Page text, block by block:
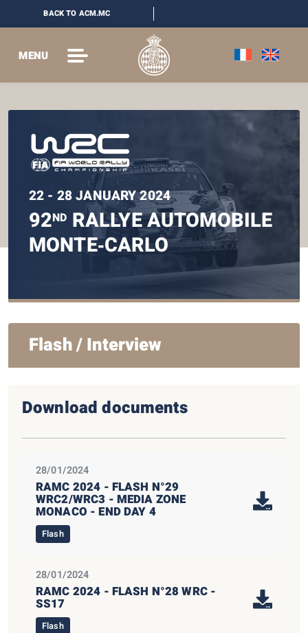
BACK TO ACM.MC
MENU
22 - 28 JANUARY 2024
92ND RALLYE AUTOMOBILE
MONTE‑CARLO
Flash / Interview
Download documents
28/01/2024
RAMC 2024 - FLASH N°29
WRC2/WRC3 - MEDIA ZONE
MONACO - END DAY 4
Flash
28/01/2024
RAMC 2024 - FLASH N°28 WRC -
SS17
Flash